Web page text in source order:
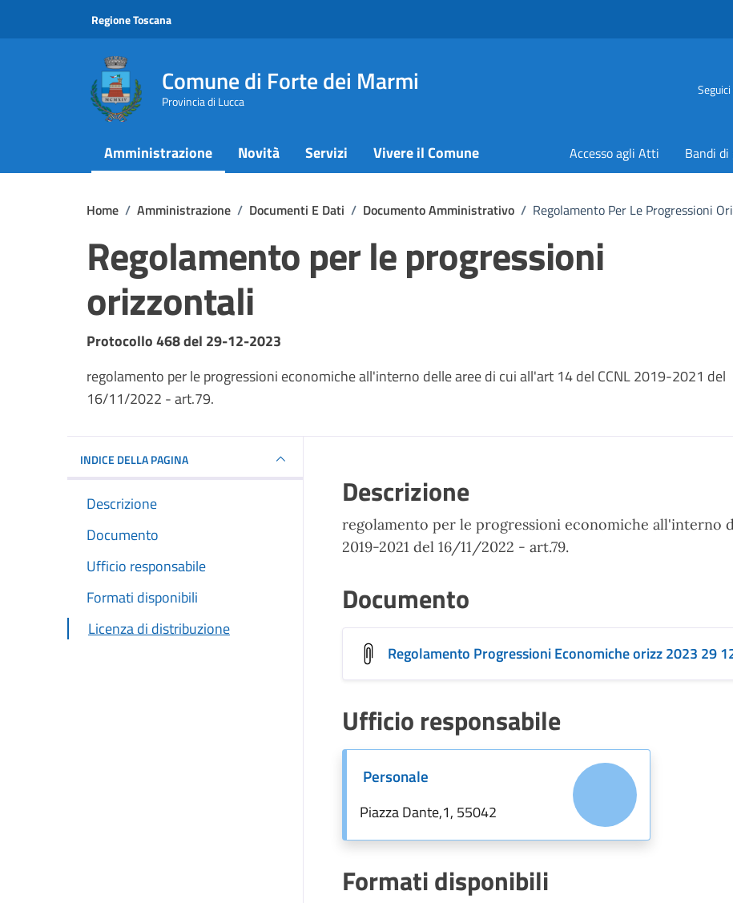
Regione Toscana
Comune di Forte dei Marmi
Provincia di Lucca
Amministrazione Novità Servizi Vivere il Comune Accesso agli Atti Bandi di
Home / Amministrazione / Documenti E Dati / Documento Amministrativo / Regolamento Per Le Progressioni
Regolamento per le progressioni
orizzontali
Dettagli del documento
Protocollo 468 del 29-12-2023
regolamento per le progressioni economiche all'interno delle aree di cui all'art 14 del CCNL 2019-2021 del
16/11/2022 - art.79.
INDICE DELLA PAGINA
Descrizione
Documento
Ufficio responsabile
Formati disponibili
Licenza di distribuzione
Descrizione
regolamento per le progressioni economiche all'interno
2019-2021 del 16/11/2022 - art.79.
Documento
Regolamento Progressioni Economiche orizz 2023 29
Ufficio responsabile
Personale
Piazza Dante,1, 55042
Formati disponibili